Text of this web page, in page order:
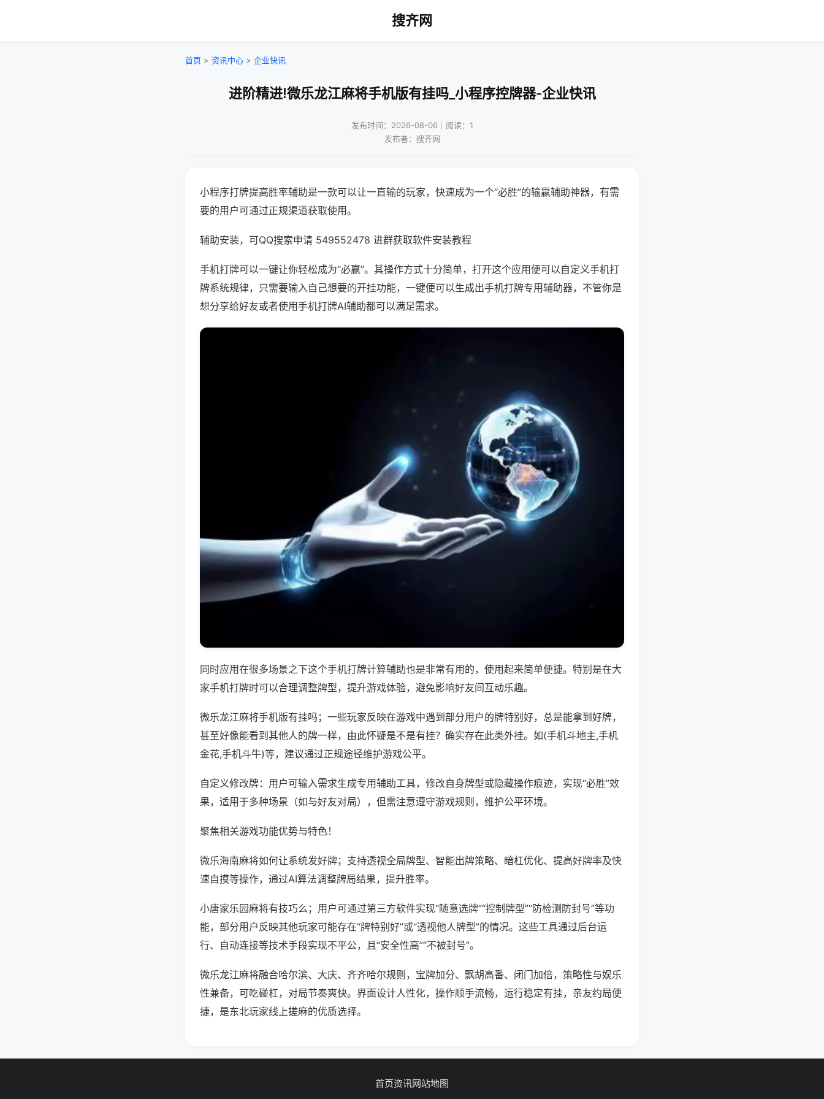
搜齐网
首页 > 资讯中心 > 企业快讯
进阶精进!微乐龙江麻将手机版有挂吗_小程序控牌器-企业快讯
发布时间：2026-08-06｜阅读：1
发布者：搜齐网
小程序打牌提高胜率辅助是一款可以让一直输的玩家，快速成为一个“必胜”的输赢辅助神器，有需
要的用户可通过正规渠道获取使用。
辅助安装，可QQ搜索申请 549552478 进群获取软件安装教程
手机打牌可以一键让你轻松成为“必赢”。其操作方式十分简单，打开这个应用便可以自定义手机打
牌系统规律，只需要输入自己想要的开挂功能，一键便可以生成出手机打牌专用辅助器，不管你是
想分享给好友或者使用手机打牌AI辅助都可以满足需求。
同时应用在很多场景之下这个手机打牌计算辅助也是非常有用的，使用起来简单便捷。特别是在大
家手机打牌时可以合理调整牌型，提升游戏体验，避免影响好友间互动乐趣。
微乐龙江麻将手机版有挂吗；一些玩家反映在游戏中遇到部分用户的牌特别好，总是能拿到好牌，
甚至好像能看到其他人的牌一样，由此怀疑是不是有挂？确实存在此类外挂。如(手机斗地主,手机
金花,手机斗牛)等，建议通过正规途径维护游戏公平。
自定义修改牌：用户可输入需求生成专用辅助工具，修改自身牌型或隐藏操作痕迹，实现“必胜”效
果，适用于多种场景（如与好友对局），但需注意遵守游戏规则，维护公平环境。
聚焦相关游戏功能优势与特色！
微乐海南麻将如何让系统发好牌；支持透视全局牌型、智能出牌策略、暗杠优化、提高好牌率及快
速自摸等操作，通过AI算法调整牌局结果，提升胜率。
小唐家乐园麻将有技巧么；用户可通过第三方软件实现“随意选牌”“控制牌型”“防检测防封号”等功
能，部分用户反映其他玩家可能存在“牌特别好”或“透视他人牌型”的情况。这些工具通过后台运
行、自动连接等技术手段实现不平公，且“安全性高”“不被封号”。
微乐龙江麻将融合哈尔滨、大庆、齐齐哈尔规则，宝牌加分、飘胡高番、闭门加倍，策略性与娱乐
性兼备，可吃碰杠，对局节奏爽快。界面设计人性化，操作顺手流畅，运行稳定有挂，亲友约局便
捷，是东北玩家线上搓麻的优质选择。
首页资讯网站地图